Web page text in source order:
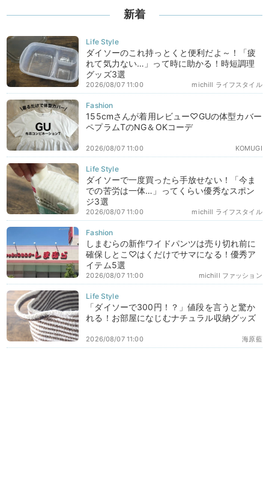
新着
ダイソーのこれ持っとくと便利だよ～！「疲
れて気力ない…」って時に助かる！時短調理
グッズ3選
michill ライフスタイル
2026/08/07 11:00
155cmさんが着用レビュー♡GUの体型カバー
ペプラムTのNG＆OKコーデ
KOMUGI
2026/08/07 11:00
ダイソーで一度買ったら手放せない！「今ま
での苦労は一体…」ってくらい優秀なスポン
ジ3選
michill ライフスタイル
2026/08/07 11:00
しまむらの新作ワイドパンツは売り切れ前に
確保しとこ♡はくだけでサマになる！優秀ア
イテム5選
michill ファッション
2026/08/07 11:00
「ダイソーで300円！？」値段を言うと驚か
れる！お部屋になじむナチュラル収納グッズ
海原藍
2026/08/07 11:00